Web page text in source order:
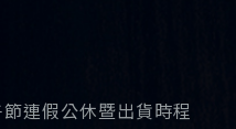
連假公休暨出貨時程